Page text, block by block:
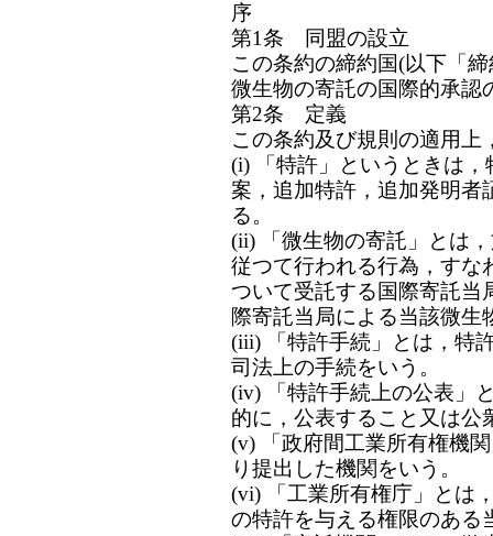
序
第1条 同盟の設立
この条約の締約国(以下「
微生物の寄託の国際的承認
第2条 定義
この条約及び規則の適用上
(i) 「特許」というときは
案，追加特許，追加発明者
る。
(ii) 「微生物の寄託」とは
従つて行われる行為，すな
ついて受託する国際寄託当
際寄託当局による当該微
(iii) 「特許手続」とは，特
司法上の手続をいう。
(iv) 「特許手続上の公表」
的に，公表すること又は公
(v) 「政府間工業所有権機
り提出した機関をいう。
(vi) 「工業所有権庁」とは
の特許を与える権限のある